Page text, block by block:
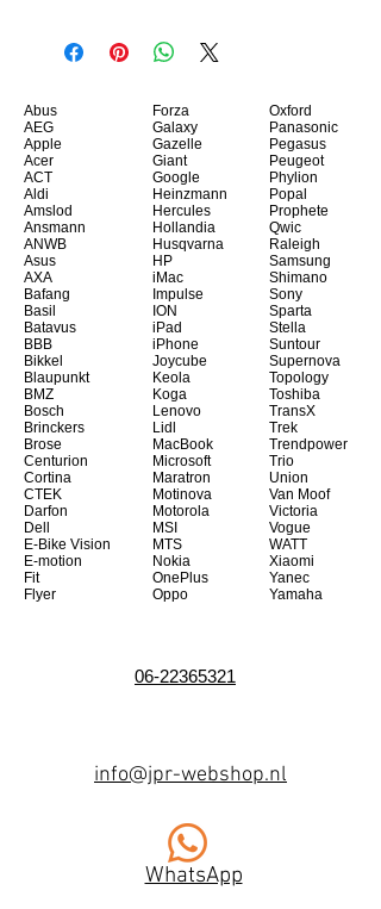
Abus
AEG
Apple
Acer
ACT
Aldi
Amslod
Ansmann
ANWB
Asus
AXA
Bafang
Basil
Batavus
BBB
Bikkel
Blaupunkt
BMZ
Bosch
Brinckers
Brose
Centurion
Cortina
CTEK
Darfon
Dell
E-Bike Vision
E-motion
Fit
Flyer
Forza
Galaxy
Gazelle
Giant
Google
Heinzmann
Hercules
Hollandia
Husqvarna
HP
iMac
Impulse
ION
iPad
iPhone
Joycube
Keola
Koga
Lenovo
Lidl
MacBook
Microsoft
Maratron
Motinova
Motorola
MSI
MTS
Nokia
OnePlus
Oppo
Oxford
Panasonic
Pegasus
Peugeot
Phylion
Popal
Prophete
Qwic
Raleigh
Samsung
Shimano
Sony
Sparta
Stella
Suntour
Supernova
Topology
Toshiba
TransX
Trek
Trendpower
Trio
Union
Van Moof
Victoria
Vogue
WATT
Xiaomi
Yanec
Yamaha
06-22365321
info@jpr-webshop.nl
WhatsApp